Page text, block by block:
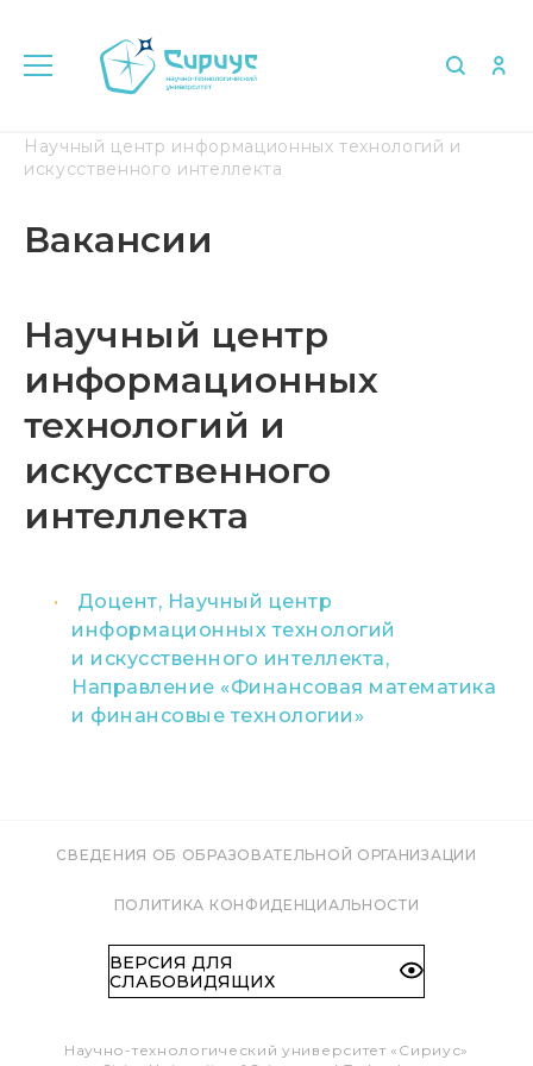
Научный центр информационных технологий и
искусственного интеллекта
Вакансии
Научный центр
информационных
технологий и
искусственного
интеллекта
Доцент, Научный центр
информационных технологий
и искусственного интеллекта,
Направление «Финансовая математика
и финансовые технологии»
СВЕДЕНИЯ ОБ ОБРАЗОВАТЕЛЬНОЙ ОРГАНИЗАЦИИ
ПОЛИТИКА КОНФИДЕНЦИАЛЬНОСТИ
ВЕРСИЯ ДЛЯ
СЛАБОВИДЯЩИХ
Научно-технологический университет «Сириус»